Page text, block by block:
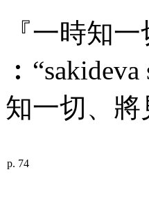
『一時知
︰“sakideva
知一切、將
p. 74